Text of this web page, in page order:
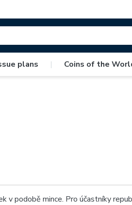
plans | Coins of the
v podobě mince. Pro účastníky